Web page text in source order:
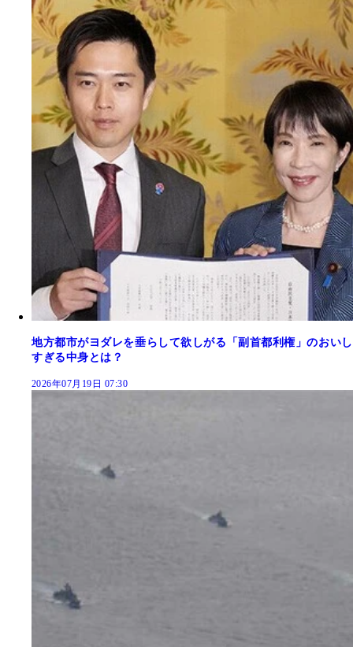
地方都市がヨダレを垂らして欲しがる「副首都利権」のおいし
すぎる中身とは？
2026年07月19日 07:30